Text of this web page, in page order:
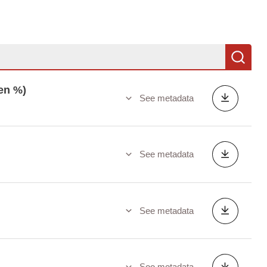
%)
See metadata
See metadata
See metadata